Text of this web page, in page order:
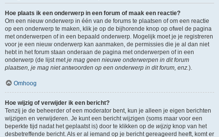
Hoe plaats ik een onderwerp in een forum of maak een reactie?
Om een nieuw onderwerp in één van de forums te plaatsen of om een reactie
op een onderwerp te maken, klik je op de bijhorende knop op ofwel de pagina
met onderwerpen of in een bepaald onderwerp. Mogelijk moet je je registreren
voor je een nieuw onderwerp kan aanmaken, de permissies die je al dan niet
hebt in het forum staan onderaan de pagina met onderwerpen of in een
onderwerp (de lijst metje mag geen nieuwe onderwerpen in dit forum
plaatsen, je mag niet antwoorden op een onderwerp in dit forum, enz.).
Omhoog
Hoe wijzig of verwijder ik een bericht?
Tenzij je de beheerder of een moderator bent, kun je alleen je eigen berichten
wijzigen en verwijderen. Je kunt een bericht wijzigen (soms maar voor een
beperkte tijd nadat het geplaatst is) door te klikken op de wijzig knop van het
desbetreffende bericht. Als er al iemand op je bericht gereageerd heeft, komt er